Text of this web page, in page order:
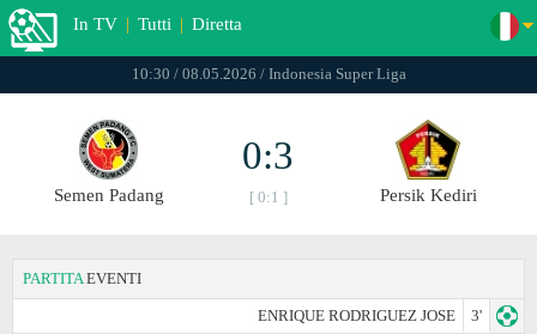
In TV | Tutti | Diretta
10:30 / 08.05.2026 / Indonesia Super Liga
Semen Padang
0:3
[ 0:1 ] Persik Kediri
PARTITA EVENTI
ENRIQUE RODRIGUEZ JOSE
3'